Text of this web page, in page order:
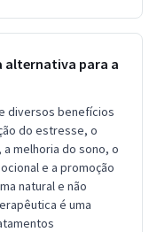
alternativa para a
diversos benefícios
do estresse, o
melhoria do sono, o
e a promoção
natural e não
é uma